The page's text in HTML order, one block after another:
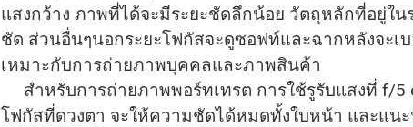
แสงกว้าง ภาพที่ได้จะมีระยะชัดลึกน้อย วัตถุหลักที่อยู่ใน
ชัด ส่วนอื่นๆนอกระยะโฟกัสจะดูซอฟท์และฉากหลังจะเ
เหมาะกับการถ่ายภาพบุคคลและภาพสินค้า
สำหรับการถ่ายภาพพอร์ทเทรต การใช้รูรับแสงที่ f/5
โฟกัสที่ดวงตา จะให้ความชัดได้หมดทั้งใบหน้า และแน